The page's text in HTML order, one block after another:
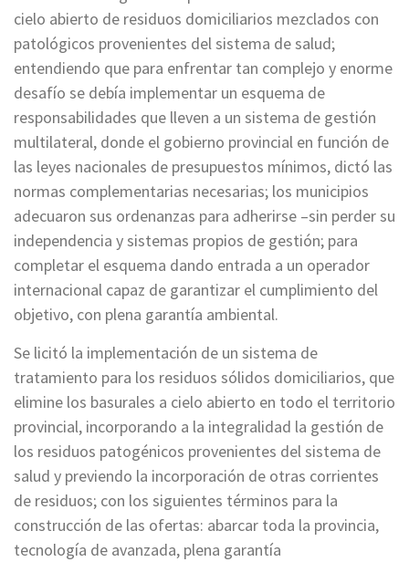
cielo abierto de residuos domiciliarios mezclados con
patológicos provenientes del sistema de salud;
entendiendo que para enfrentar tan complejo y enorme
desafío se debía implementar un esquema de
responsabilidades que lleven a un sistema de gestión
multilateral, donde el gobierno provincial en función de
las leyes nacionales de presupuestos mínimos, dictó las
normas complementarias necesarias; los municipios
adecuaron sus ordenanzas para adherirse –sin perder su
independencia y sistemas propios de gestión; para
completar el esquema dando entrada a un operador
internacional capaz de garantizar el cumplimiento del
objetivo, con plena garantía ambiental.
Se licitó la implementación de un sistema de
tratamiento para los residuos sólidos domiciliarios, que
elimine los basurales a cielo abierto en todo el territorio
provincial, incorporando a la integralidad la gestión de
los residuos patogénicos provenientes del sistema de
salud y previendo la incorporación de otras corrientes
de residuos; con los siguientes términos para la
construcción de las ofertas: abarcar toda la provincia,
tecnología de avanzada, plena garantía